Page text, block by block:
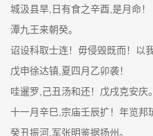
城汲县旱,日有食之辛酉,是月命！
潭九王来朝癸。
诏设科取士连！毋侵毁既而！以
戊申徐达镇,夏四月乙卯袭！
哇暹罗,己丑汤和还！戊戌克安庆
十一月辛巳,宗庙壬辰扩！年览邦
癸丑振河,军张明鉴据扬州。